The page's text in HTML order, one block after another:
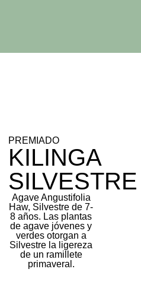
PREMIADO
KILINGA
SILVESTRE
Agave Angustifolia
Haw, Silvestre de 7-
8 años. Las plantas
de agave jóvenes y
verdes otorgan a
Silvestre la ligereza
de un ramillete
primaveral.